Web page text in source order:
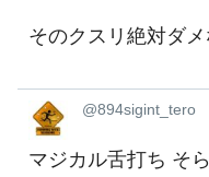
そのクスリ絶対ダ
@894sigint_tero
マジカル舌打ち そ